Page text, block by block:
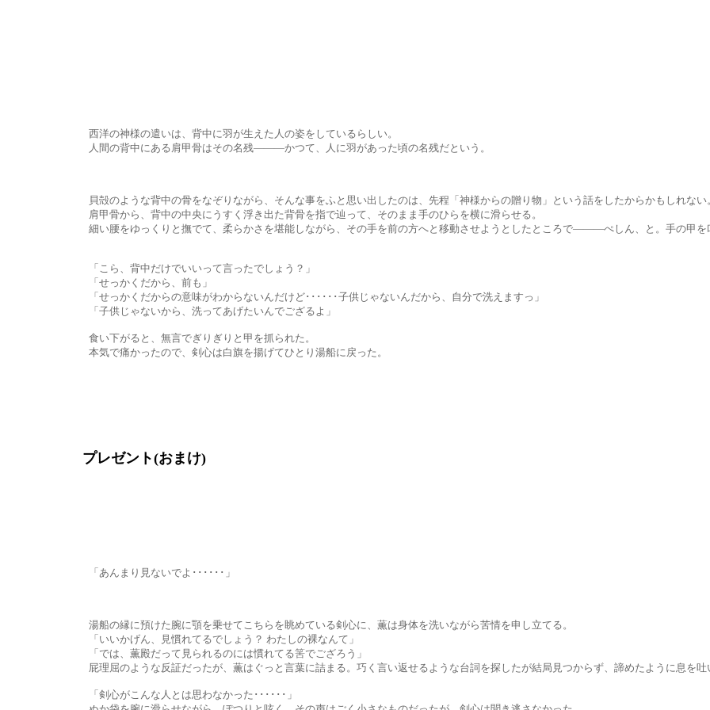
西洋の神様の遣いは、背中に羽が生えた人の姿をしているらしい。
人間の背中にある肩甲骨はその名残―――かつて、人に羽があった頃の名残だという。
貝殻のような背中の骨をなぞりながら、そんな事をふと思い出したのは、先程「神様からの贈り物」という話をしたからかもしれない
肩甲骨から、背中の中央にうすく浮き出た背骨を指で辿って、そのまま手のひらを横に滑らせる。
細い腰をゆっくりと撫でて、柔らかさを堪能しながら、その手を前の方へと移動させようとしたところで―――ぺしん、と。手の甲を
「こら、背中だけでいいって言ったでしょう？」
「せっかくだから、前も」
「せっかくだからの意味がわからないんだけど･･････子供じゃないんだから、自分で洗えますっ」
「子供じゃないから、洗ってあげたいんでござるよ」
食い下がると、無言でぎりぎりと甲を抓られた。
本気で痛かったので、剣心は白旗を揚げてひとり湯船に戻った。
プレゼント(おまけ)
「あんまり見ないでよ･･････」
湯船の縁に預けた腕に顎を乗せてこちらを眺めている剣心に、薫は身体を洗いながら苦情を申し立てる。
「いいかげん、見慣れてるでしょう？ わたしの裸なんて」
「では、薫殿だって見られるのには慣れてる筈でござろう」
屁理屈のような反証だったが、薫はぐっと言葉に詰まる。巧く言い返せるような台詞を探したが結局見つからず、諦めたように息を吐
「剣心がこんな人とは思わなかった･･････」